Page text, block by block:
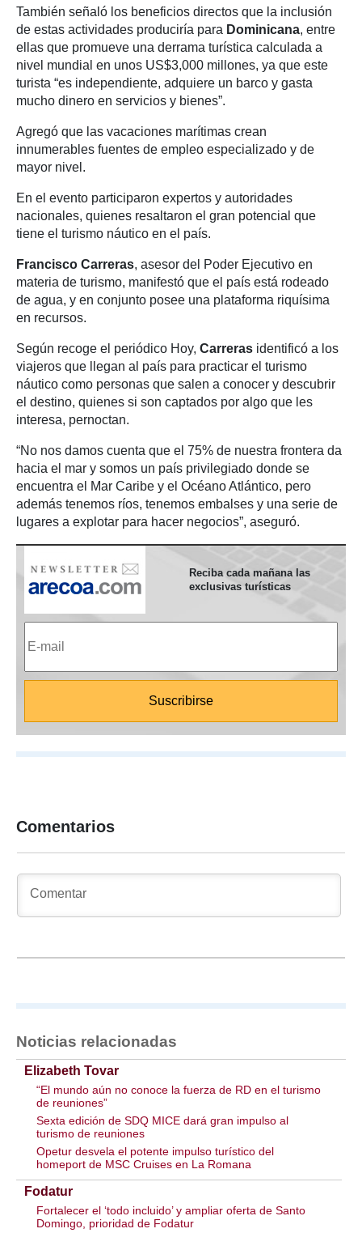
También señaló los beneficios directos que la inclusión
de estas actividades produciría para Dominicana, entre
ellas que promueve una derrama turística calculada a
nivel mundial en unos US$3,000 millones, ya que este
turista “es independiente, adquiere un barco y gasta
mucho dinero en servicios y bienes”.
Agregó que las vacaciones marítimas crean
innumerables fuentes de empleo especializado y de
mayor nivel.
En el evento participaron expertos y autoridades
nacionales, quienes resaltaron el gran potencial que
tiene el turismo náutico en el país.
Francisco Carreras, asesor del Poder Ejecutivo en
materia de turismo, manifestó que el país está rodeado
de agua, y en conjunto posee una plataforma riquísima
en recursos.
Según recoge el periódico Hoy, Carreras identificó a los
viajeros que llegan al país para practicar el turismo
náutico como personas que salen a conocer y descubrir
el destino, quienes si son captados por algo que les
interesa, pernoctan.
“No nos damos cuenta que el 75% de nuestra frontera da
hacia el mar y somos un país privilegiado donde se
encuentra el Mar Caribe y el Océano Atlántico, pero
además tenemos ríos, tenemos embalses y una serie de
lugares a explotar para hacer negocios”, aseguró.
Reciba cada mañana las
exclusivas turísticas
Comentarios
Noticias relacionadas
Elizabeth Tovar
“El mundo aún no conoce la fuerza de RD en el turismo
de reuniones”
Sexta edición de SDQ MICE dará gran impulso al
turismo de reuniones
Opetur desvela el potente impulso turístico del
homeport de MSC Cruises en La Romana
Fodatur
Fortalecer el ‘todo incluido’ y ampliar oferta de Santo
Domingo, prioridad de Fodatur